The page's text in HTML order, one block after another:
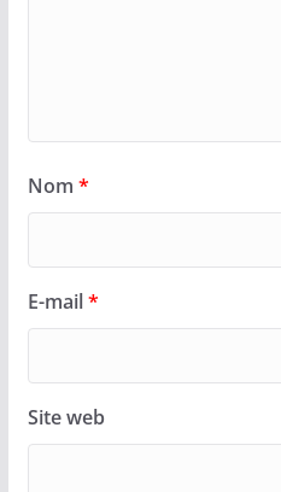
Nom *
E-mail*
Site web